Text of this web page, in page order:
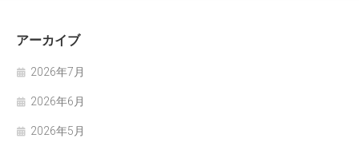
アーカイブ
2026年7月
2026年6月
2026年5月